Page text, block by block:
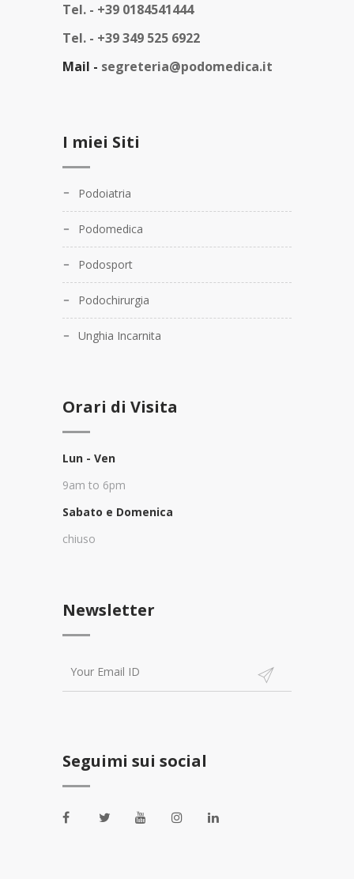
Tel. - +39 0184541444
Tel. - +39 349 525 6922
Mail - segreteria@podomedica.it
I miei Siti
Podoiatria
Podomedica
Podosport
Podochirurgia
Unghia Incarnita
Orari di Visita
Lun - Ven
9am to 6pm
Sabato e Domenica
chiuso
Newsletter
Seguimi sui social